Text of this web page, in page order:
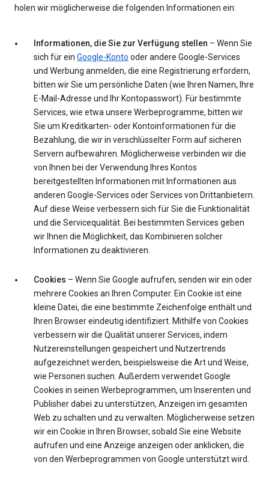
holen wir möglicherweise die folgenden Informationen ein:
Informationen, die Sie zur Verfügung stellen – Wenn Sie
sich für ein Google-Konto oder andere Google-Services
und Werbung anmelden, die eine Registrierung erfordern,
bitten wir Sie um persönliche Daten (wie Ihren Namen, Ihre
E-Mail-Adresse und Ihr Kontopasswort). Für bestimmte
Services, wie etwa unsere Werbeprogramme, bitten wir
Sie um Kreditkarten- oder Kontoinformationen für die
Bezahlung, die wir in verschlüsselter Form auf sicheren
Servern aufbewahren. Möglicherweise verbinden wir die
von Ihnen bei der Verwendung Ihres Kontos
bereitgestellten Informationen mit Informationen aus
anderen Google-Services oder Services von Drittanbietern.
Auf diese Weise verbessern sich für Sie die Funktionalität
und die Servicequalität. Bei bestimmten Services geben
wir Ihnen die Möglichkeit, das Kombinieren solcher
Informationen zu deaktivieren.
Cookies – Wenn Sie Google aufrufen, senden wir ein oder
mehrere Cookies an Ihren Computer. Ein Cookie ist eine
kleine Datei, die eine bestimmte Zeichenfolge enthält und
Ihren Browser eindeutig identifiziert. Mithilfe von Cookies
verbessern wir die Qualität unserer Services, indem
Nutzereinstellungen gespeichert und Nutzertrends
aufgezeichnet werden, beispielsweise die Art und Weise,
wie Personen suchen. Außerdem verwendet Google
Cookies in seinen Werbeprogrammen, um Inserenten und
Publisher dabei zu unterstützen, Anzeigen im gesamten
Web zu schalten und zu verwalten. Möglicherweise setzen
wir ein Cookie in Ihren Browser, sobald Sie eine Website
aufrufen und eine Anzeige anzeigen oder anklicken, die
von den Werbeprogrammen von Google unterstützt wird.